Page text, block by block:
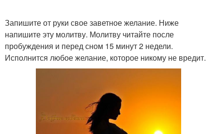
Запишите от руки свое заветное желание. Ниже
напишите эту молитву. Молитву читайте после
пробуждения и перед сном 15 минут 2 недели.
Исполнится любое желание, которое никому не вредит.